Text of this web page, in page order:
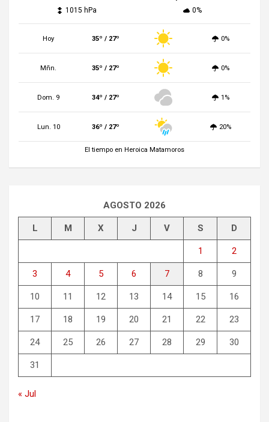
1015 hPa
0%
Hoy 35º / 27º 0%
Mñn. 35º / 27º 0%
Dom. 9 34º / 27º 1%
Lun. 10 36º / 27º 20%
El tiempo en Heroica Matamoros
AGOSTO 2026
L M X J V S D
1 2
3 4 5 6 7 8 9
10 11 12 13 14 15 16
17 18 19 20 21 22 23
24 25 26 27 28 29 30
31
« Jul